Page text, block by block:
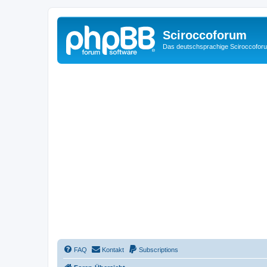
Sciroccoforum
Das deutschsprachige
FAQ Kontakt Subscriptions